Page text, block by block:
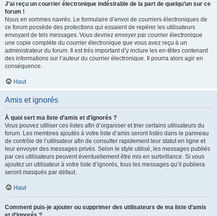
J’ai reçu un courrier électronique indésirable de la part de quelqu’un sur ce
forum !
Nous en sommes navrés. Le formulaire d’envoi de courriers électroniques de
ce forum possède des protections qui essaient de repérer les utilisateurs
envoyant de tels messages. Vous devriez envoyer par courrier électronique
une copie complète du courrier électronique que vous avez reçu à un
administrateur du forum. Il est très important d’y inclure les en-têtes contenant
des informations sur l’auteur du courrier électronique. Il pourra alors agir en
conséquence.
Haut
Amis et ignorés
À quoi sert ma liste d’amis et d’ignorés ?
Vous pouvez utiliser ces listes afin d’organiser et trier certains utilisateurs du
forum. Les membres ajoutés à votre liste d’amis seront listés dans le panneau
de contrôle de l’utilisateur afin de consulter rapidement leur statut en ligne et
leur envoyer des messages privés. Selon le style utilisé, les messages publiés
par ces utilisateurs peuvent éventuellement être mis en surbrillance. Si vous
ajoutez un utilisateur à votre liste d’ignorés, tous les messages qu’il publiera
seront masqués par défaut.
Haut
Comment puis-je ajouter ou supprimer des utilisateurs de ma liste d’amis